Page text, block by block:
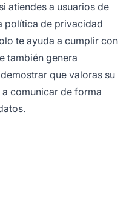
atiendes a usuarios de
política de privacidad
te ayuda a cumplir con
también genera
que valoras su
comunicar de forma